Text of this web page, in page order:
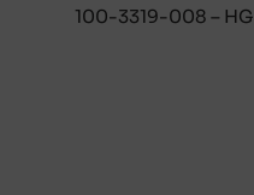
100-3319-008 – HG